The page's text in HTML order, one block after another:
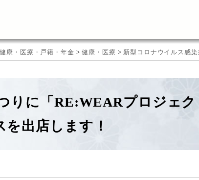
健康・医療・戸籍・年金 >健康・医療 > 新型コロナウイルス感
りに「RE:WEARプロジェ
を出店します！